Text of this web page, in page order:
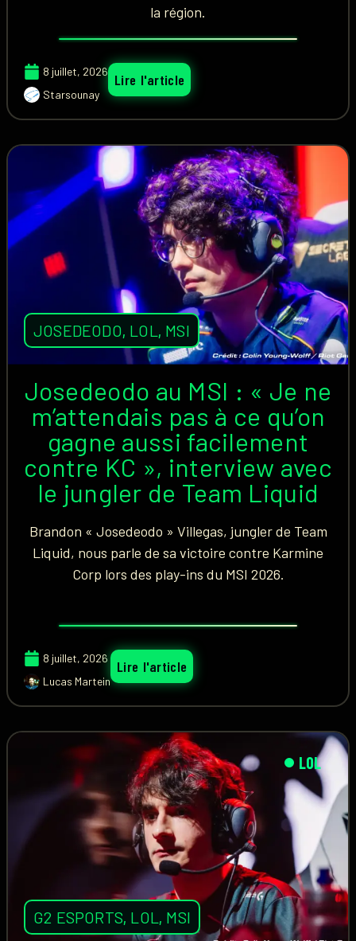
la région.
8 juillet, 2026
Starsounay
Lire l'article
JOSEDEODO, LOL, MSI
Josedeodo au MSI : « Je ne
m’attendais pas à ce qu’on
gagne aussi facilement
contre KC », interview avec
le jungler de Team Liquid
Brandon « Josedeodo » Villegas, jungler de Team
Liquid, nous parle de sa victoire contre Karmine
Corp lors des play-ins du MSI 2026.
8 juillet, 2026
Lucas Martein
Lire l'article
LOL
G2 ESPORTS, LOL, MSI